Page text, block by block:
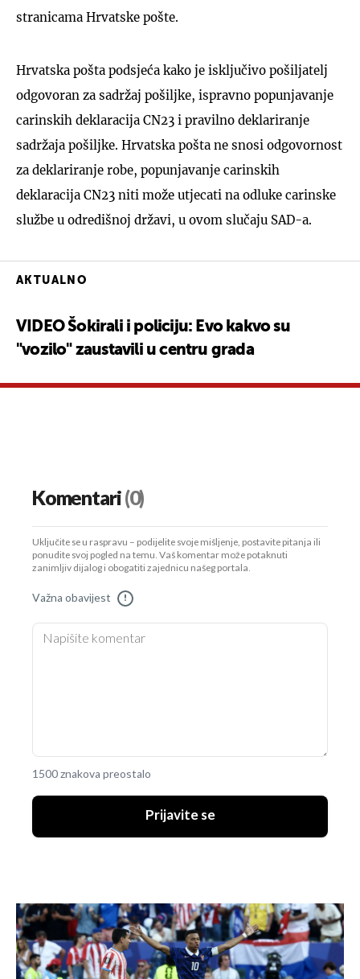
stranicama Hrvatske pošte.
Hrvatska pošta podsjeća kako je isključivo pošiljatelj
odgovoran za sadržaj pošiljke, ispravno popunjavanje
carinskih deklaracija CN23 i pravilno deklariranje
sadržaja pošiljke. Hrvatska pošta ne snosi odgovornost
za deklariranje robe, popunjavanje carinskih
deklaracija CN23 niti može utjecati na odluke carinske
službe u odredišnoj državi, u ovom slučaju SAD-a.
AKTUALNO
VIDEO Šokirali i policiju: Evo kakvo su
"vozilo" zaustavili u centru grada
Komentari(0)
Uključite se u raspravu – podijelite svoje mišljenje, postavite pitanja ili
ponudite svoj pogled na temu. Vaš komentar može potaknuti
zanimljiv dijalog i obogatiti zajednicu našeg portala.
Važna obavijest !
1500 znakova preostalo
Prijavite se